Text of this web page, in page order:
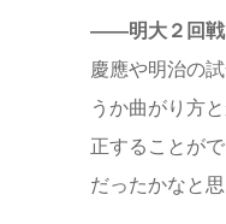
――明大２回戦
慶應や明治の
うか曲がり方
正することが
だったかなと思